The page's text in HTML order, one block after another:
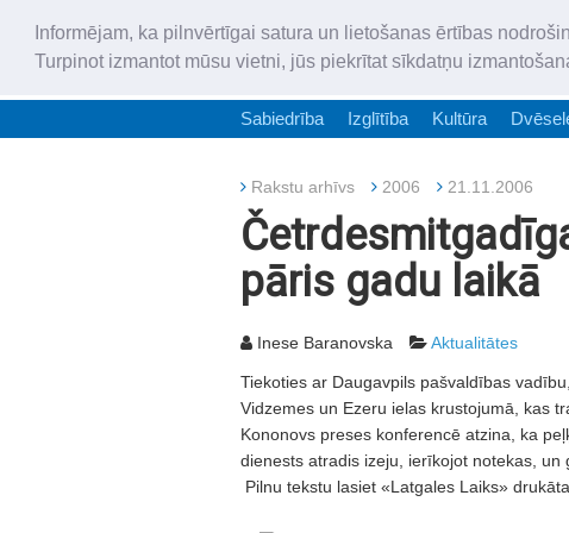
Informējam, ka pilnvērtīgai satura un lietošanas ērtības
Turpinot izmantot mūsu vietni, jūs piekrītat sīkdatņu
Sabiedrība Izglītība Kultūra
Rakstu arhīvs 2006 21.11.2006
pāris gadu laikā
Inese Baranovska Aktualitātes
Tiekoties ar Daugavpils pašvaldības
Vidzemes un Ezeru ielas krustojumā, kas
Kononovs preses konferencē atzina, ka
dienests atradis izeju, ierīkojot notekas, un
Pilnu tekstu lasiet «Latgales Laiks»